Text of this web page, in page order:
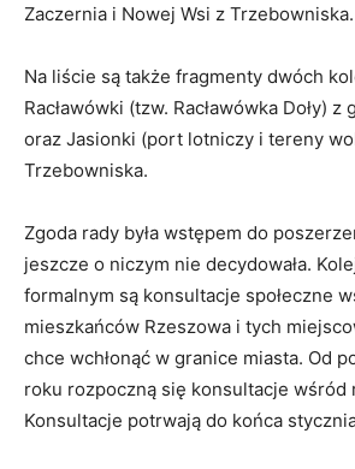
Zaczernia i Nowej Wsi z Trzebowniska.
Na liście są także fragmenty dwóch
Racławówki (tzw. Racławówka Doły) z
oraz Jasionki (port lotniczy i tereny
Trzebowniska.
Zgoda rady była wstępem do
jeszcze o niczym nie decydowała.
formalnym są konsultacje społeczne
mieszkańców Rzeszowa i tych
chce wchłonąć w granice miasta. Od
roku rozpoczną się konsultacje wśród
Konsultacje potrwają do końca